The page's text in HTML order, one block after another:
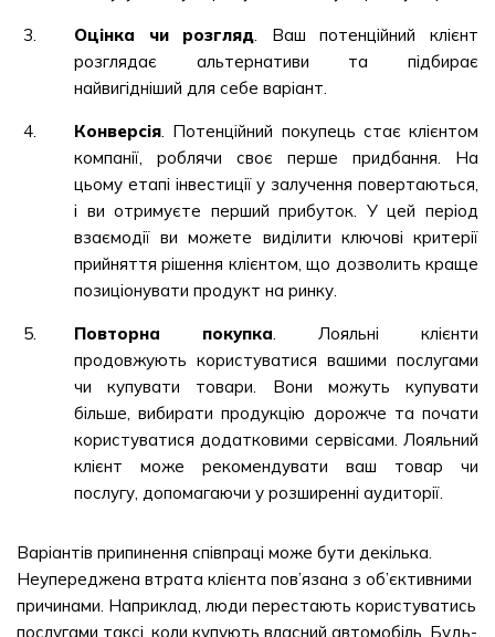
Оцінка чи розгляд. Ваш потенційний клієнт
розглядає альтернативи та підбирає
найвигідніший для себе варіант.
Конверсія. Потенційний покупець стає клієнтом
компанії, роблячи своє перше придбання. На
цьому етапі інвестиції у залучення повертаються,
і ви отримуєте перший прибуток. У цей період
взаємодії ви можете виділити ключові критерії
прийняття рішення клієнтом, що дозволить краще
позиціонувати продукт на ринку.
Повторна покупка. Лояльні клієнти
продовжують користуватися вашими послугами
чи купувати товари. Вони можуть купувати
більше, вибирати продукцію дорожче та почати
користуватися додатковими сервісами. Лояльний
клієнт може рекомендувати ваш товар чи
послугу, допомагаючи у розширенні аудиторії.
Варіантів припинення співпраці може бути декілька.
Неупереджена втрата клієнта пов’язана з об’єктивними
причинами. Наприклад, люди перестають користуватись
послугами таксі, коли купують власний автомобіль. Будь-